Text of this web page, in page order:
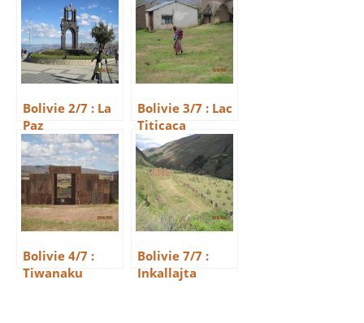
Bolivie 2/7 : La
Paz
Bolivie 3/7 : Lac
Titicaca
Bolivie 4/7 :
Tiwanaku
Bolivie 7/7 :
Inkallajta